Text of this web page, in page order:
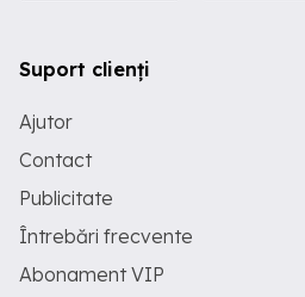
Suport clienți
Ajutor
Contact
Publicitate
Întrebări frecvente
Abonament VIP